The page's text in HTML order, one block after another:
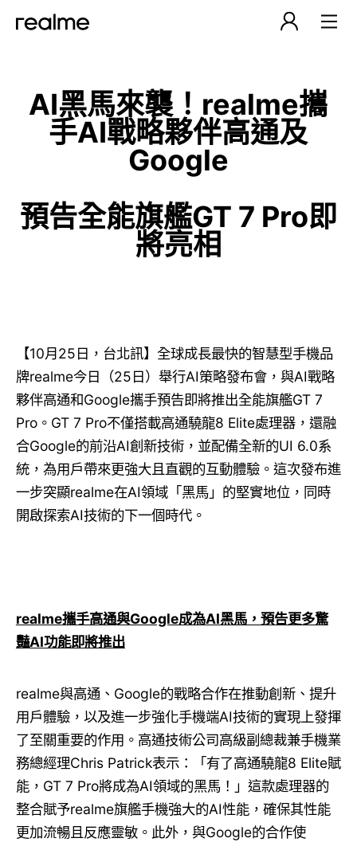
AI黑馬來襲！ realme攜
手AI戰略夥伴高通及
Google
預告全能旗艦GT 7 Pro即
將亮相
【10月25日，台北訊】全球成長最快的智慧型手機品
牌realme今日（25日）舉行AI策略發布會，與AI戰略
夥伴高通和Google攜手預告即將推出全能旗艦GT 7
Pro。GT 7 Pro不僅搭載高通驍龍8 Elite處理器，還融
合Google的前沿AI創新技術，並配備全新的UI 6.0系
統，為用戶帶來更強大且直觀的互動體驗。這次發布進
一步突顯realme在AI領域「黑馬」的堅實地位，同時
開啟探索AI技術的下一個時代。
realme攜手高通與Google成為AI黑馬，預告更多驚
豔AI功能即將推出
realme與高通、Google的戰略合作在推動創新、提升
用戶體驗，以及進一步強化手機端AI技術的實現上發揮
了至關重要的作用。高通技術公司高級副總裁兼手機業
務總經理Chris Patrick表示：「有了高通驍龍8 Elite賦
能，GT 7 Pro將成為AI領域的黑馬！」這款處理器的
整合賦予realme旗艦手機強大的AI性能，確保其性能
更加流暢且反應靈敏。此外，與Google的合作使